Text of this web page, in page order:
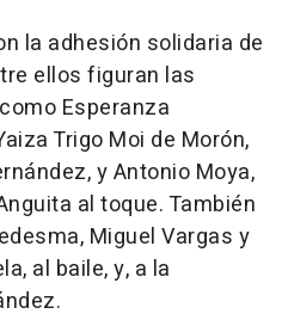
la adhesión solidaria de
ellos figuran las
Esperanza
Trigo Moi de Morón,
y Antonio Moya,
al toque. También
Miguel Vargas y
al baile, y, a la